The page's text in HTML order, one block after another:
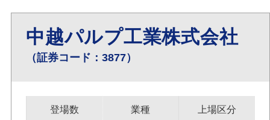
中越パルプ工業株式会社
（証券コード：3877）
登場数 業種 上場区分